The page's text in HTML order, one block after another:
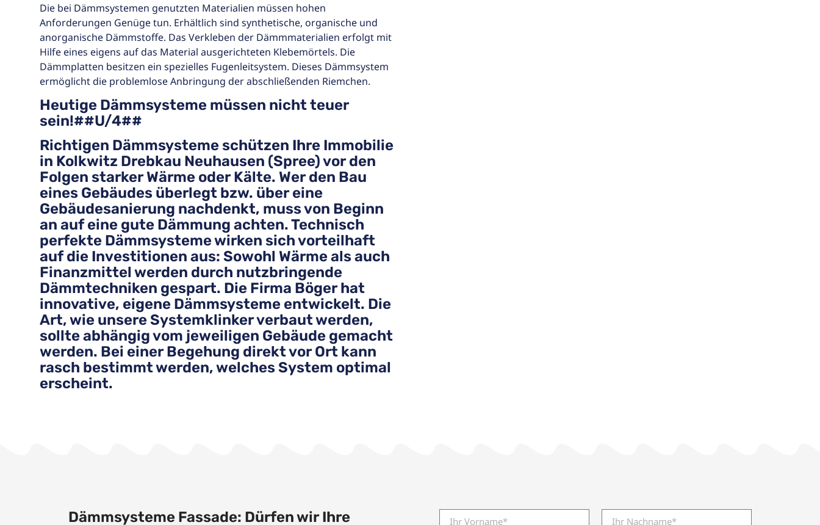
Die bei Dämmsystemen genutzten Materialien müssen hohen
Anforderungen Genüge tun. Erhältlich sind synthetische, organische und
anorganische Dämmstoffe. Das Verkleben der Dämmmaterialien erfolgt mit
Hilfe eines eigens auf das Material ausgerichteten Klebemörtels. Die
Dämmplatten besitzen ein spezielles Fugenleitsystem. Dieses Dämmsystem
ermöglicht die problemlose Anbringung der abschließenden Riemchen.
Heutige Dämmsysteme müssen nicht teuer
sein!##U/4##
Richtigen Dämmsysteme schützen Ihre Immobilie
in Kolkwitz Drebkau Neuhausen (Spree) vor den
Folgen starker Wärme oder Kälte. Wer den Bau
eines Gebäudes überlegt bzw. über eine
Gebäudesanierung nachdenkt, muss von Beginn
an auf eine gute Dämmung achten. Technisch
perfekte Dämmsysteme wirken sich vorteilhaft
auf die Investitionen aus: Sowohl Wärme als auch
Finanzmittel werden durch nutzbringende
Dämmtechniken gespart. Die Firma Böger hat
innovative, eigene Dämmsysteme entwickelt. Die
Art, wie unsere Systemklinker verbaut werden,
sollte abhängig vom jeweiligen Gebäude gemacht
werden. Bei einer Begehung direkt vor Ort kann
rasch bestimmt werden, welches System optimal
erscheint.
Dämmsysteme Fassade: Dürfen wir Ihre